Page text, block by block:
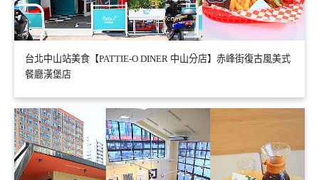
台北中山站美食【PATTIE-O DINER 中山分店】赤峰街復古風美式
餐廳漢堡店